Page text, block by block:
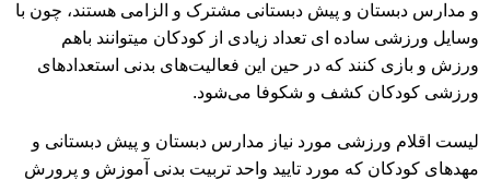
و مدارس دبستان و پیش دبستانی مشترک و الزامی هستند، چون با
وسایل ورزشی ساده ای تعداد زیادی از کودکان میتوانند باهم
ورزش و بازی کنند که در حین این فعالیت‌های بدنی استعدادهای
ورزشی کودکان کشف و شکوفا می‌شود.
لیست اقلام ورزشی مورد نیاز مدارس دبستان و پیش دبستانی و
مهدهای کودکان که مورد تایید واحد تربیت بدنی آموزش و پرورش